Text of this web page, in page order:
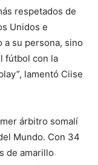
respetados de
Unidos e
su persona, sino
fútbol con la
lamentó Ciise
árbitro somalí
Mundo. Con 34
de amarillo